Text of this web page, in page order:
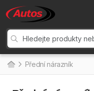
Přední nárazník